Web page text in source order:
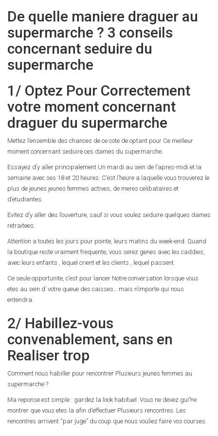
De quelle maniere draguer au
supermarche ? 3 conseils
concernant seduire du
supermarche
1/ Optez Pour Correctement
votre moment concernant
draguer du supermarche
Mettez l’ensemble des chances de ce cote de optant pour Ce meilleur
moment concernant seduire ces dames du supermarche.
Essayez d’y aller principalement Un mardi au sein de l’apres-midi et la
semaine avec ses 18 et 20 heures. C’est l’heure a laquelle vous trouverez le
plus de jeunes jeunes femmes actives, de meres celibataires et
d’etudiantes.
Evitez d’y aller des l’ouverture, sauf si vous voulez seduire quelques dames
retraitees.
Attention a toutes les jours pour pointe, leurs matins du week-end. Quand
la boutique reste vraiment frequente, vous serez genes avec les caddies,
avec leurs enfants , lequel crient et les clients , lequel passent.
Ce seule opportunite, c’est pour lancer Notre conversation lorsque vous
etes au sein d’ votre queue des caisses… mais n’importe qui nous
entendra.
2/ Habillez-vous
convenablement, sans en
Realiser trop
Comment nous habiller pour rencontrer Plusieurs jeunes femmes au
supermarche ?
Ma reponse est simple : gardez la look habituel. Vous ne devez gui?re
montrer que vous etes la afin d’effectuer Plusieurs rencontres. Les
rencontres arrivent “par juge” du coup que nous vouliez faire vos courses.